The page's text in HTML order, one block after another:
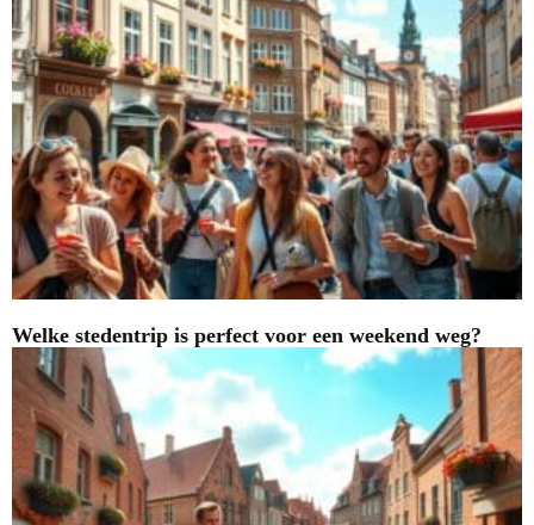
Welke stedentrip is perfect voor een weekend weg?